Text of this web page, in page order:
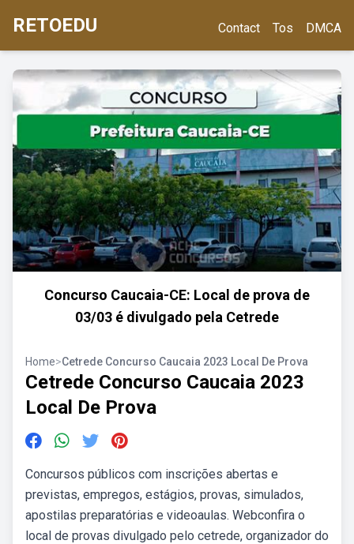
RETOEDU Contact Tos DMCA
Concurso Caucaia-CE: Local de prova de
03/03 é divulgado pela Cetrede
Home>Cetrede Concurso Caucaia 2023 Local De Prova
Cetrede Concurso Caucaia 2023
Local De Prova
Concursos públicos com inscrições abertas e
previstas, empregos, estágios, provas, simulados,
apostilas preparatórias e videoaulas. Webconfira o
local de provas divulgado pelo cetrede, organizador do